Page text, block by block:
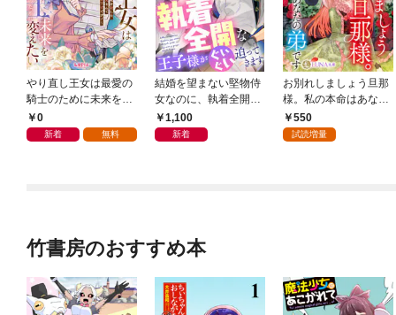
やり直し王女は最愛の
騎士のために未来を変
えたい～私を殺した元
夫なんて願い下げで
0
新着 無料
結婚を望まない堅物侍
女なのに、執着全開な
王子様がぐいぐい迫っ
てきます
1,100
新着
お別れしましょう旦那
様。私の本命はあなた
の弟です
550
試読増量
竹書房のおすすめ本